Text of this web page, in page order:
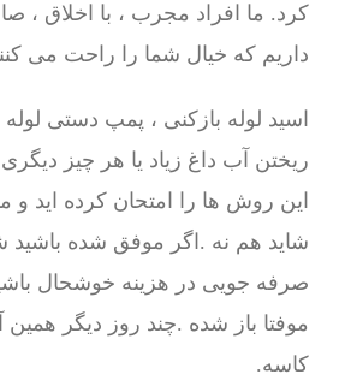
کرد. ما افراد مجرب ، با اخلاق ،
داریم که خیال شما را راحت می
اسید لوله بازکنی ، پمپ دستی
ریختن آب داغ زیاد یا هر چیز
این روش ها را امتحان کرده اید و
شاید هم نه .اگر موفق شده باشید
صرفه جویی در هزینه خوشحال
موفتا باز شده .چند روز دیگر
کاسه.